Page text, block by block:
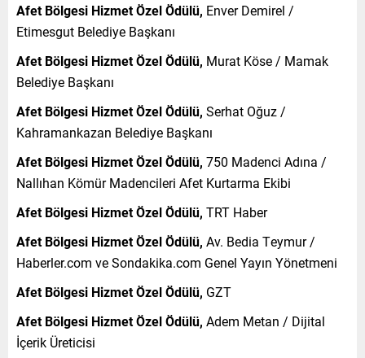
Afet Bölgesi Hizmet Özel Ödülü, Enver Demirel /
Etimesgut Belediye Başkanı
Afet Bölgesi Hizmet Özel Ödülü, Murat Köse / Mamak
Belediye Başkanı
Afet Bölgesi Hizmet Özel Ödülü, Serhat Oğuz /
Kahramankazan Belediye Başkanı
Afet Bölgesi Hizmet Özel Ödülü, 750 Madenci Adına /
Nallıhan Kömür Madencileri Afet Kurtarma Ekibi
Afet Bölgesi Hizmet Özel Ödülü, TRT Haber
Afet Bölgesi Hizmet Özel Ödülü, Av. Bedia Teymur /
Haberler.com ve Sondakika.com Genel Yayın Yönetmeni
Afet Bölgesi Hizmet Özel Ödülü, GZT
Afet Bölgesi Hizmet Özel Ödülü, Adem Metan / Dijital
İçerik Üreticisi